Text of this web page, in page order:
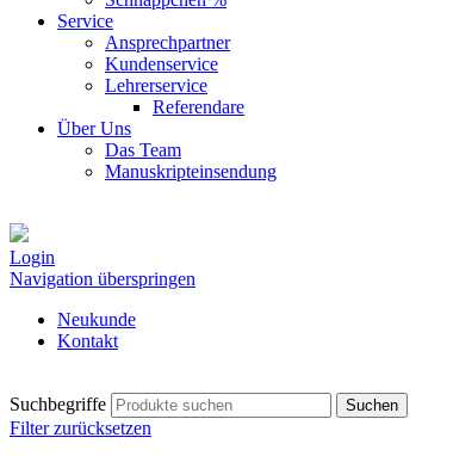
Service
Ansprechpartner
Kundenservice
Lehrerservice
Referendare
Über Uns
Das Team
Manuskripteinsendung
Login
Navigation überspringen
Neukunde
Kontakt
Suchbegriffe
Filter zurücksetzen